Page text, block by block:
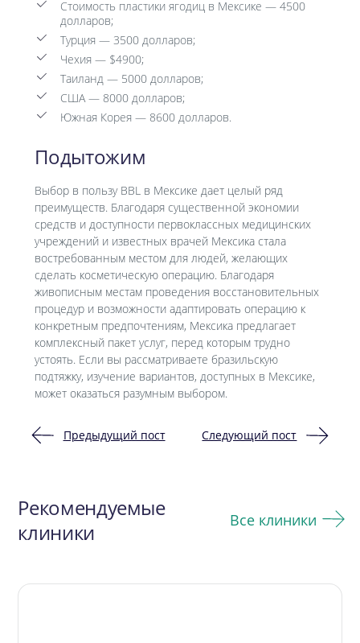
Стоимость пластики ягодиц в Мексике — 4500
долларов;
Турция — 3500 долларов;
Чехия — $4900;
Таиланд — 5000 долларов;
США — 8000 долларов;
Южная Корея — 8600 долларов.
Подытожим
Выбор в пользу BBL в Мексике дает целый ряд
преимуществ. Благодаря существенной экономии
средств и доступности первоклассных медицинских
учреждений и известных врачей Мексика стала
востребованным местом для людей, желающих
сделать косметическую операцию. Благодаря
живописным местам проведения восстановительных
процедур и возможности адаптировать операцию к
конкретным предпочтениям, Мексика предлагает
комплексный пакет услуг, перед которым трудно
устоять. Если вы рассматриваете бразильскую
подтяжку, изучение вариантов, доступных в Мексике,
может оказаться разумным выбором.
записям
Предыдущий пост Следующий пост
Рекомендуемые
клиники
Все клиники